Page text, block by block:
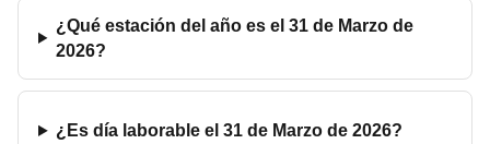
¿Qué estación del año es el 31 de Marzo de
2026?
¿Es día laborable el 31 de Marzo de 2026?